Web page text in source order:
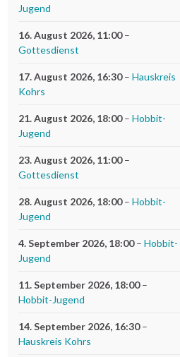
Jugend
16. August 2026, 11:00–
Gottesdienst
17. August 2026, 16:30– Hauskreis
Kohrs
21. August 2026, 18:00– Hobbit-
Jugend
23. August 2026, 11:00–
Gottesdienst
28. August 2026, 18:00– Hobbit-
Jugend
4. September 2026, 18:00– Hobbit-
Jugend
11. September 2026, 18:00–
Hobbit-Jugend
14. September 2026, 16:30–
Hauskreis Kohrs